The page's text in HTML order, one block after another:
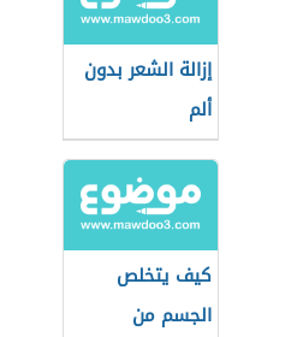
إزالة الشعر بدون
ألم
كيف يتخلص
الجسم من